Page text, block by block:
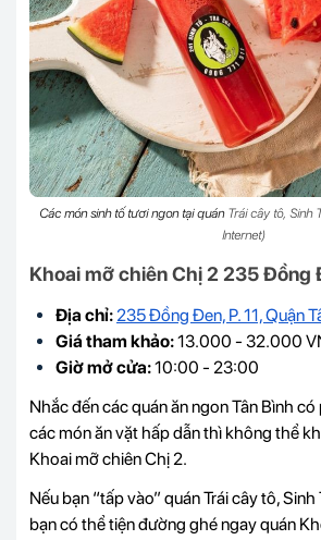
Các món sinh tố tươi ngon tại quán Trái cây tô, Sinh
Internet)
Khoai mỡ chiên Chị 2 235 Đồng
Địa chỉ: 235 Đồng Đen, P. 11, Quận
Giá tham khảo:13.000 - 32.000
Giờ mở cửa:10:00 - 23:00
Nhắc đến các quán ăn ngon Tân Bình
các món ăn vặt hấp dẫn thì không thể
Khoai mỡ chiên Chị 2.
Nếu bạn “tấp vào” quán Trái cây tô,
bạn có thể tiện đường ghé ngay quán